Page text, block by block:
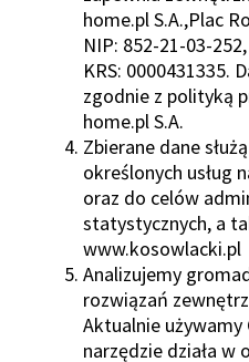
home.pl S.A.,Plac
NIP: 852-21-03-
KRS: 0000431335.
zgodnie z polityką
home.pl S.A.
Zbierane dane
określonych usług
oraz do celów
statystycznych, a
www.kosowlacki.pl
Analizujemy
rozwiązań
Aktualnie używamy
narzędzie działa w